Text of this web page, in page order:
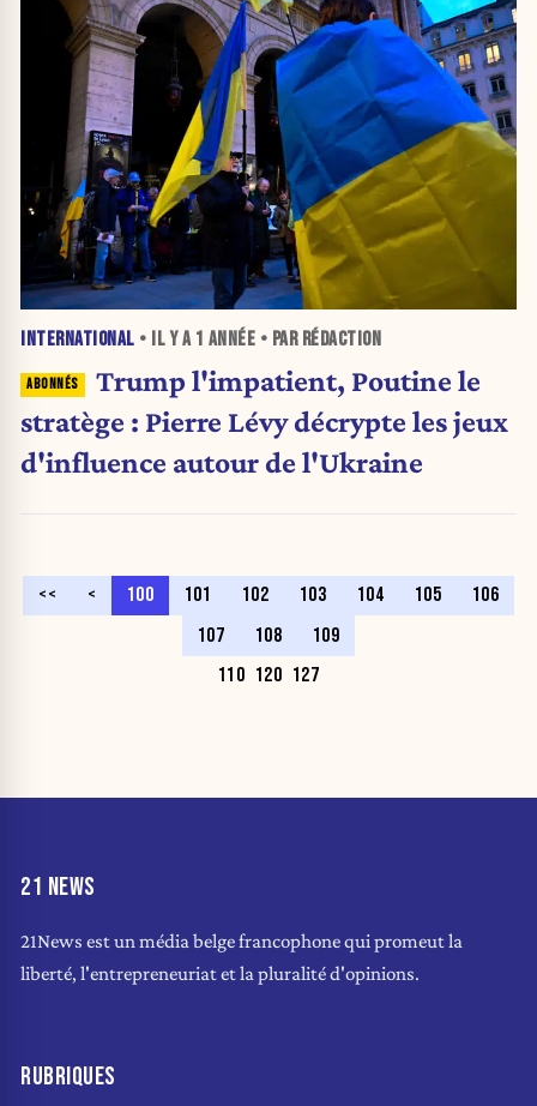
INTERNATIONAL • IL Y A 1 ANNÉE • PAR RÉDACTION
Trump l'impatient, Poutine le
stratège : Pierre Lévy décrypte les jeux
d'influence autour de l'Ukraine
<< < 100 101 102 103 104 105
106
107
108
109
110 120 127
21 NEWS
21News est un média belge francophone qui promeut la
liberté, l'entrepreneuriat et la pluralité d'opinions.
RUBRIQUES